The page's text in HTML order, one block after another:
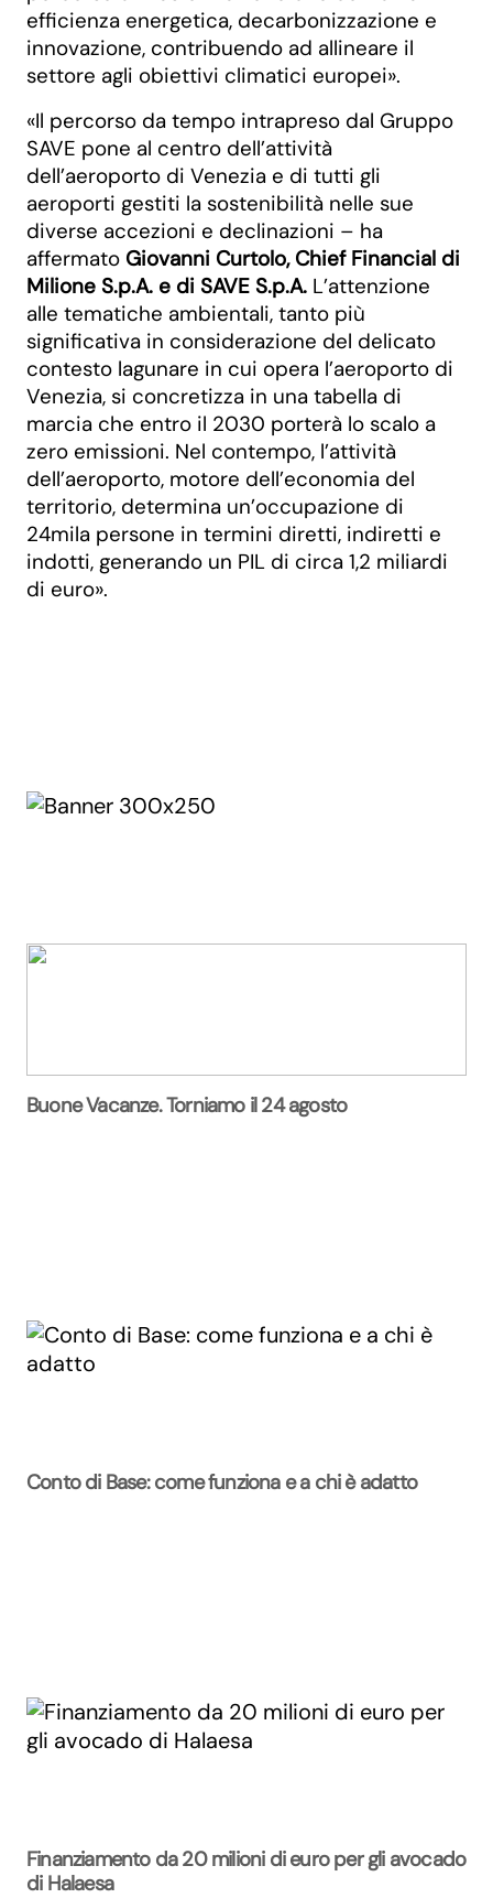
efficienza energetica, decarbonizzazione e
innovazione, contribuendo ad allineare il
settore agli obiettivi climatici europei».
«Il percorso da tempo intrapreso dal Gruppo
SAVE pone al centro dell’attività
dell’aeroporto di Venezia e di tutti gli
aeroporti gestiti la sostenibilità nelle sue
diverse accezioni e declinazioni – ha
affermato Giovanni Curtolo, Chief Financial di
Milione S.p.A. e di SAVE S.p.A. L’attenzione
alle tematiche ambientali, tanto più
significativa in considerazione del delicato
contesto lagunare in cui opera l’aeroporto di
Venezia, si concretizza in una tabella di
marcia che entro il 2030 porterà lo scalo a
zero emissioni. Nel contempo, l’attività
dell’aeroporto, motore dell’economia del
territorio, determina un’occupazione di
24mila persone in termini diretti, indiretti e
indotti, generando un PIL di circa 1,2 miliardi
di euro».
Buone Vacanze. Torniamo il 24 agosto
Conto di Base: come funziona e a chi è adatto
Finanziamento da 20 milioni di euro per gli avocado
di Halaesa